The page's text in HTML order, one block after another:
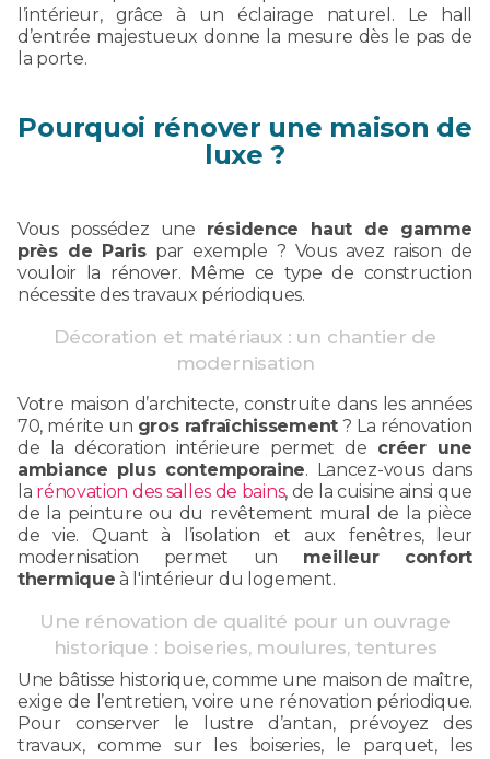
l’intérieur, grâce à un éclairage naturel. Le hall
d’entrée majestueux donne la mesure dès le pas de
la porte.
Pourquoi rénover une maison de
luxe ?
Vous possédez une résidence haut de gamme
près de Parispar exemple ? Vous avez raison de
vouloir la rénover. Même ce type de construction
nécessite des travaux périodiques.
Décoration et matériaux : un chantier de
modernisation
Votre maison d’architecte, construite dans les années
70, mérite un gros rafraîchissement? La rénovation
de la décoration intérieure permet de créer une
ambiance plus contemporaine. Lancez-vous dans
la rénovation des salles de bains, de la cuisine ainsi que
de la peinture ou du revêtement mural de la pièce
de vie. Quant à l’isolation et aux fenêtres, leur
modernisation permet un meilleur confort
thermique à l'intérieur du logement.
Une rénovation de qualité pour un ouvrage
historique : boiseries, moulures, tentures
Une bâtisse historique, comme une maison de maître,
exige de l’entretien, voire une rénovation périodique.
Pour conserver le lustre d’antan, prévoyez des
travaux, comme sur les boiseries, le parquet, les